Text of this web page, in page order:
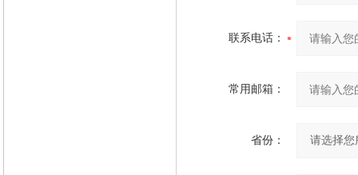
联系电话：
常用邮箱：
省份：